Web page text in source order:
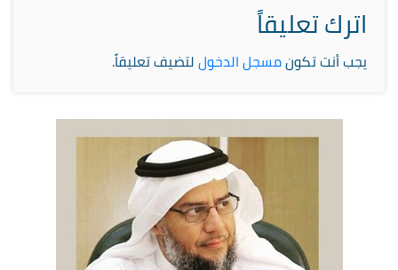
اترك تعليقاً
يجب أنت تكونمسجل الدخوللتضيف تعليقاً.